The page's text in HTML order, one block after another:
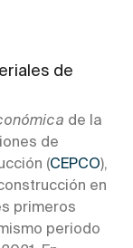
de
de la
de
(CEPCO),
en
primeros
periodo